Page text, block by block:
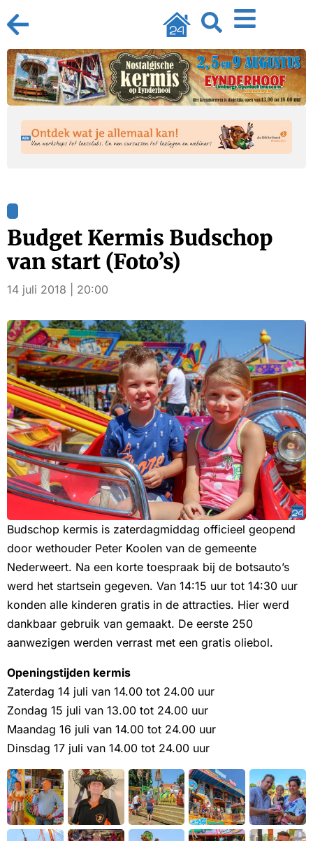
Budget Kermis Budschop
van start (Foto’s)
14 juli 2018 | 20:00
Budschop kermis is zaterdagmiddag officieel geopend
door wethouder Peter Koolen van de gemeente
Nederweert. Na een korte toespraak bij de botsauto’s
werd het startsein gegeven. Van 14:15 uur tot 14:30 uur
konden alle kinderen gratis in de attracties. Hier werd
dankbaar gebruik van gemaakt. De eerste 250
aanwezigen werden verrast met een gratis oliebol.
Openingstijden kermis
Zaterdag 14 juli van 14.00 tot 24.00 uur
Zondag 15 juli van 13.00 tot 24.00 uur
Maandag 16 juli van 14.00 tot 24.00 uur
Dinsdag 17 juli van 14.00 tot 24.00 uur